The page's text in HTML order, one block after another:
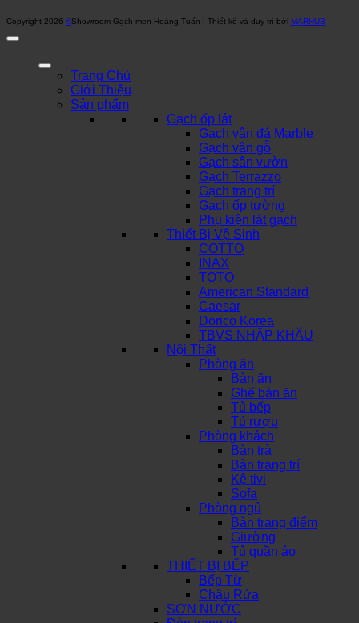
Copyright 2026 ©Showroom Gạch men Hoàng Tuấn | Thiết kế và duy trì bởi MARHUB
Trang Chủ
Giới Thiệu
Sản phẩm
Gạch ốp lát
Gạch vân đá Marble
Gạch vân gỗ
Gạch sân vườn
Gạch Terrazzo
Gạch trang trí
Gạch ốp tường
Phụ kiện lát gạch
Thiết Bị Vệ Sinh
COTTO
INAX
TOTO
American Standard
Caesar
Dorico Korea
TBVS NHẬP KHẨU
Nội Thất
Phòng ăn
Bàn ăn
Ghế bàn ăn
Tủ bếp
Tủ rượu
Phòng khách
Bàn trà
Bàn trang trí
Kệ tivi
Sofa
Phòng ngủ
Bàn trang điểm
Giường
Tủ quần áo
THIẾT BỊ BẾP
Bếp Từ
Chậu Rửa
SƠN NƯỚC